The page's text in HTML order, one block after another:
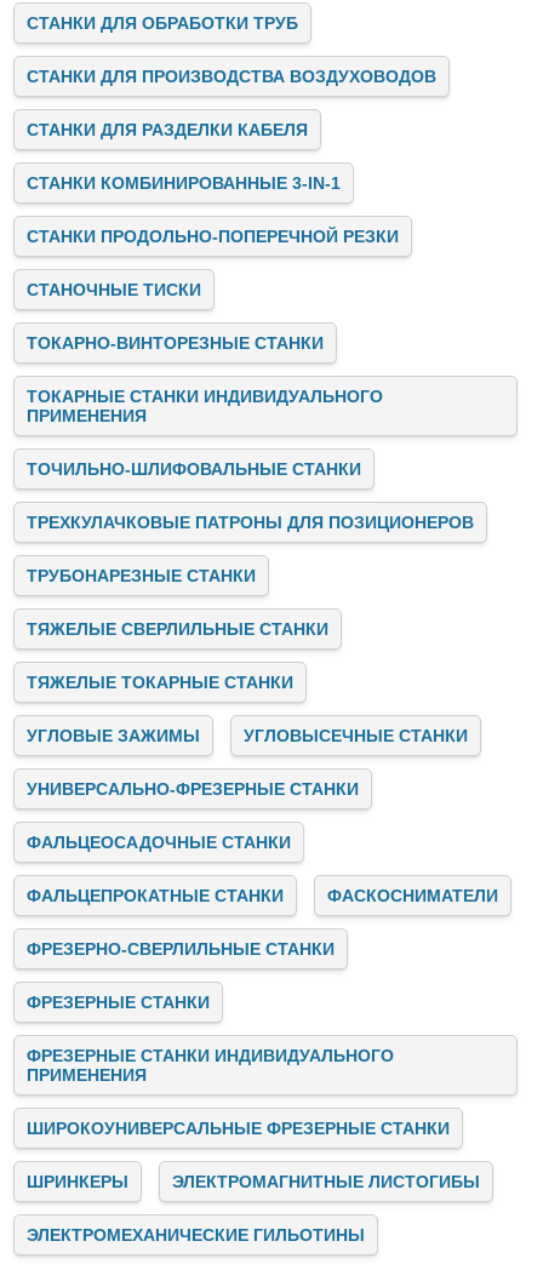
СТАНКИ ДЛЯ ОБРАБОТКИ ТРУБ
СТАНКИ ДЛЯ ПРОИЗВОДСТВА ВОЗДУХОВОДОВ
СТАНКИ ДЛЯ РАЗДЕЛКИ КАБЕЛЯ
СТАНКИ КОМБИНИРОВАННЫЕ 3-IN-1
СТАНКИ ПРОДОЛЬНО-ПОПЕРЕЧНОЙ РЕЗКИ
СТАНОЧНЫЕ ТИСКИ
ТОКАРНО-ВИНТОРЕЗНЫЕ СТАНКИ
ТОКАРНЫЕ СТАНКИ ИНДИВИДУАЛЬНОГО
ПРИМЕНЕНИЯ
ТОЧИЛЬНО-ШЛИФОВАЛЬНЫЕ СТАНКИ
ТРЕХКУЛАЧКОВЫЕ ПАТРОНЫ ДЛЯ ПОЗИЦИОНЕРОВ
ТРУБОНАРЕЗНЫЕ СТАНКИ
ТЯЖЕЛЫЕ СВЕРЛИЛЬНЫЕ СТАНКИ
ТЯЖЕЛЫЕ ТОКАРНЫЕ СТАНКИ
УГЛОВЫЕ ЗАЖИМЫ УГЛОВЫСЕЧНЫЕ СТАНКИ
УНИВЕРСАЛЬНО-ФРЕЗЕРНЫЕ СТАНКИ
ФАЛЬЦЕОСАДОЧНЫЕ СТАНКИ
ФАЛЬЦЕПРОКАТНЫЕ СТАНКИ ФАСКОСНИМАТЕЛИ
ФРЕЗЕРНО-СВЕРЛИЛЬНЫЕ СТАНКИ
ФРЕЗЕРНЫЕ СТАНКИ
ФРЕЗЕРНЫЕ СТАНКИ ИНДИВИДУАЛЬНОГО
ПРИМЕНЕНИЯ
ШИРОКОУНИВЕРСАЛЬНЫЕ ФРЕЗЕРНЫЕ СТАНКИ
ШРИНКЕРЫ ЭЛЕКТРОМАГНИТНЫЕ ЛИСТОГИБЫ
ЭЛЕКТРОМЕХАНИЧЕСКИЕ ГИЛЬОТИНЫ